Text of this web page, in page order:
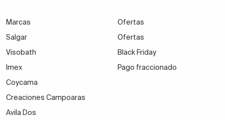
Marcas
Salgar
Visobath
Imex
Coycama
Creaciones Campoaras
Avila Dos
Ofertas
Ofertas
Black Friday
Pago fraccionado